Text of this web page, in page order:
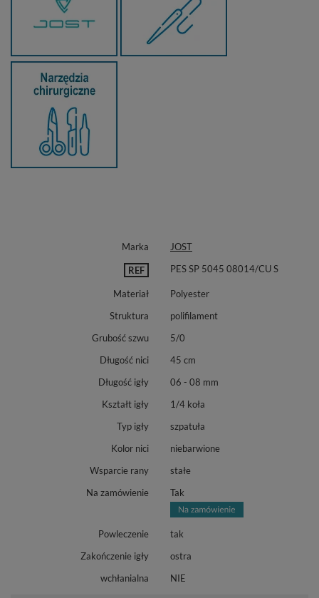
Marka JOST
REF PES SP 5045 08014/CU S
Materiał
Polyester
Struktura
polifilament
Grubość szwu
5/0
Długość nici
45 cm
Długość igły
06 - 08 mm
Kształt igły
1/4 koła
Typ igły
szpatuła
Kolor nici
niebarwione
Wsparcie rany
stałe
Na zamówienie
Tak
Powleczenie
tak
Zakończenie igły
ostra
wchłanialna
NIE